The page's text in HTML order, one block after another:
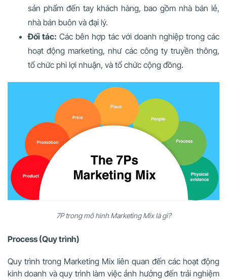
sản phẩm đến tay khách hàng, bao gồm nhà bán lẻ,
nhà bán buôn và đại lý.
Đối tác: Các bên hợp tác với doanh nghiệp trong các
hoạt động marketing, như các công ty truyền thông,
tổ chức phi lợi nhuận, và tổ chức cộng đồng.
7P trong mô hình Marketing Mix là gì?
Process (Quy trình)
Quy trình trong Marketing Mix liên quan đến các hoạt động
kinh doanh và quy trình làm việc ảnh hưởng đến trải nghiệm